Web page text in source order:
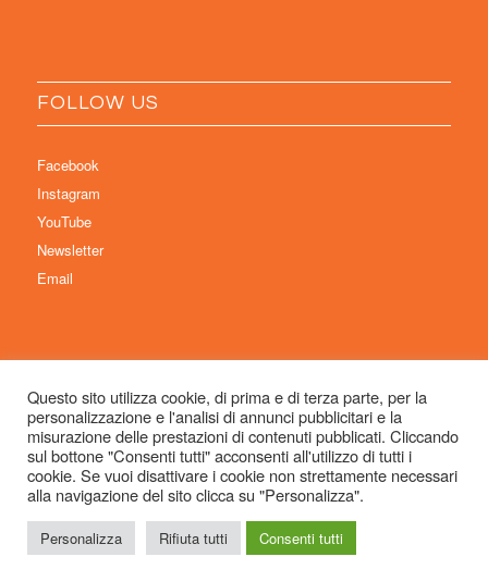
FOLLOW US
Facebook
Instagram
YouTube
Newsletter
Email
© Copyright 2026 Immaginaria International Film Festival - Un progetto di:
Associazione Culturale Visibilia APS – Sede legale: Studio Commercialista
Dott.ssa Michela Sabattini, via D’Azeglio 71, 40123 Bologna –
info@immaginariaff.it- Tutti i diritti riservati -Privacy Policy- Site Design:
Simple
Questo sito utilizza cookie, di prima e di terza parte, per la
personalizzazione e l'analisi di annunci pubblicitari e la
misurazione delle prestazioni di contenuti pubblicati. Cliccando
sul bottone "Consenti tutti" acconsenti all'utilizzo di tutti i
cookie. Se vuoi disattivare i cookie non strettamente necessari
alla navigazione del sito clicca su "Personalizza".
Personalizza Rifiuta tutti Consenti tutti